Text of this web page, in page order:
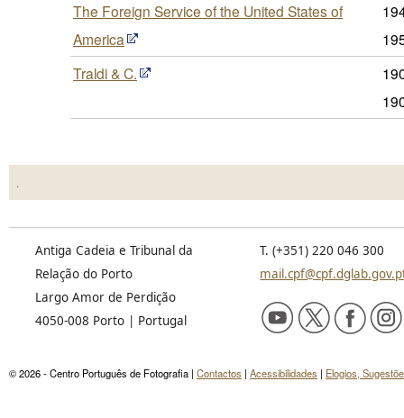
The Foreign Service of the United States of
America
Traldi & C.
.
Antiga Cadeia e Tribunal da
Relação do Porto
Largo Amor de Perdição
4050-008 Porto | Portugal
T. (+351) 220 046 300
© 2026 - Centro Português de Fotografia | Contactos | Acessibilidades | Elogios,